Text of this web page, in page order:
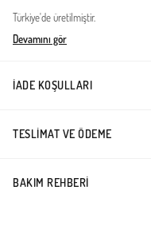
Türkiye'de üretilmiştir.
Devamını gör
İADE KOŞULLARI
TESLIMAT VE ÖDEME
BAKIM REHBERI